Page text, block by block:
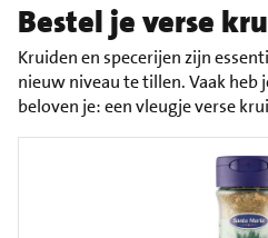
Bestel je verse
Kruiden en specerijen zijn
nieuw niveau te tillen. Vaak heb
beloven je: een vleugje verse